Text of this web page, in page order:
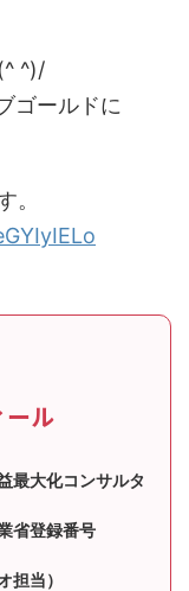
^)/
ゴールドに
。
ール
最大化コンサルタ
省登録番号
担当）